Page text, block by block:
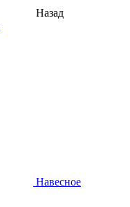
Назад
Навесное